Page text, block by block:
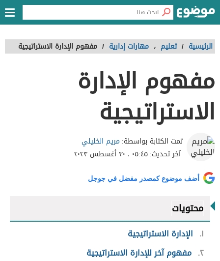
الرئيسية / تعليم ، مهارات إدارية / مفهوم الإدارة الاستراتيجية
مفهوم الإدارة
الاستراتيجية
تمت الكتابة بواسطة: مريم الخليلي
آخر تحديث:٠٥:٤٥ ، ٣٠ أغسطس ٢٠٢٣
أضف موضوع كمصدر مفضل في جوجل
محتويات
١
الإدارة الاستراتيجية
٢ مفهوم آخر للإدارة الاستراتيجية